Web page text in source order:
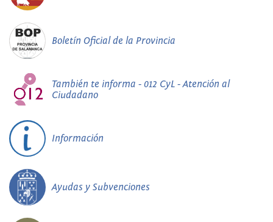
Boletín Oficial de la Provincia
También te informa - 012 CyL - Atención al
Ciudadano
Información
Ayudas y Subvenciones